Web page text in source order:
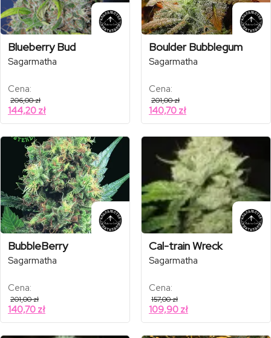
Blueberry Bud
Sagarmatha
Cena:
206,00zł
144,20 zł
Boulder Bubblegum
Sagarmatha
Cena:
201,00zł
140,70 zł
BubbleBerry
Sagarmatha
Cena:
201,00zł
140,70 zł
Cal-train Wreck
Sagarmatha
Cena:
157,00zł
109,90 zł